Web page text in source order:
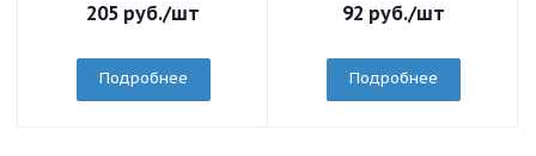
205 руб./шт
Подробнее
92 руб./шт
Подробнее